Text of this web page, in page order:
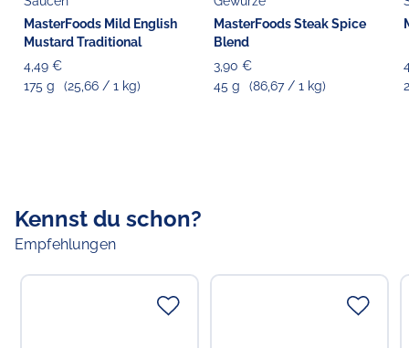
Koldingstr. 1B
22769 Hamburg
MasterFoods Mild English
Mustard Traditional
4,49 €
175 g
(25,66 / 1 kg)
MasterFoods Steak Spice
Blend
3,90 €
45 g
(86,67 / 1 kg)
Kennst du schon?
Empfehlungen